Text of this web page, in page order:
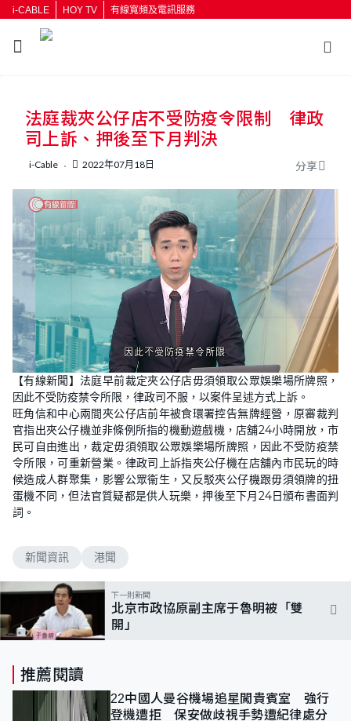
i-CABLE HOY TV 有線寬頻及電訊服務
按輸入鍵開始搜尋
法庭裁夾公仔店不受防疫令限制 律政
司上訴、押後至下月判決
i-Cable 2022年07月18日 分享
U
n
m
u
t
e
o
a
d
e
d
:
9
2
.
4
4
%
【有線新聞】法庭早前裁定夾公仔店毋須領取公眾娛樂場所牌照，
因此不受防疫禁令所限，律政司不服，以案件呈述方式上訴。
旺角信和中心兩間夾公仔店前年被食環署控告無牌經營，原審裁判
官指出夾公仔機並非條例所指的機動遊戲機，店舖24小時開放，市
民可自由進出，裁定毋須領取公眾娛樂場所牌照，因此不受防疫禁
令所限，可重新營業。律政司上訴指夾公仔機在店舖內市民玩的時
候造成人群聚集，影響公眾衞生，又反駁夾公仔機跟毋須領牌的扭
蛋機不同，但法官質疑都是供人玩樂，押後至下月24日頒布書面判
詞。
新聞資訊 港聞
下一則新聞
北京市政協原副主席于魯明被「雙
開」
推薦閱讀
22中國人曼谷機場追星闖貴賓室 強行
登機遭拒 保安做歧視手勢遭紀律處分